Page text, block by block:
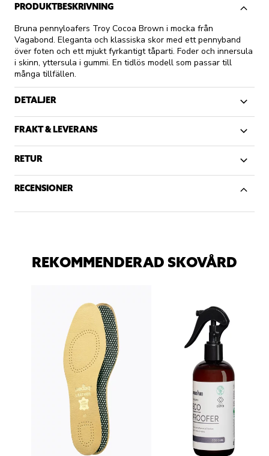
PRODUKTBESKRIVNING
Bruna pennyloafers Troy Cocoa Brown i mocka från
Vagabond. Eleganta och klassiska skor med ett pennyband
över foten och ett mjukt fyrkantigt tåparti. Foder och innersula
i skinn, yttersula i gummi. En tidlös modell som passar till
många tillfällen.
DETALJER
FRAKT & LEVERANS
RETUR
RECENSIONER
REKOMMENDERAD SKOVÅRD